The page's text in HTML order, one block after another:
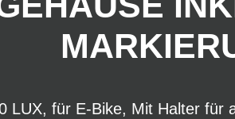
LUX, für E-Bike, Mit Halter für